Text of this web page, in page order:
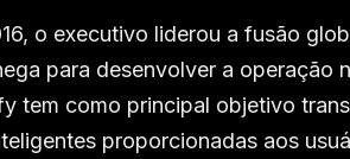
o executivo liderou a fusão
para desenvolver a operação
tem como principal objetivo
proporcionadas aos